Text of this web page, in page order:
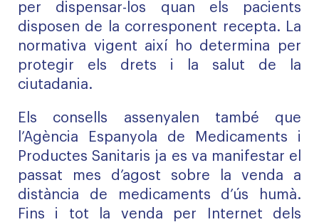
per dispensar-los quan els pacients
disposen de la corresponent recepta. La
normativa vigent així ho determina per
protegir els drets i la salut de la
ciutadania.
Els consells assenyalen també que
l’Agència Espanyola de Medicaments i
Productes Sanitaris ja es va manifestar el
passat mes d’agost sobre la venda a
distància de medicaments d’ús humà.
Fins i tot la venda per Internet dels